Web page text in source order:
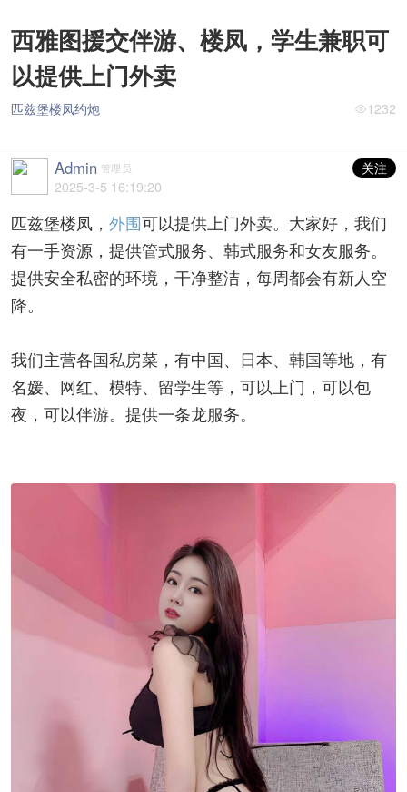
西雅图援交伴游、楼凤，学生兼职可
以提供上门外卖
匹兹堡楼凤约炮 1232
Admin 管理员
关注
2025-3-5 16:19:20
匹兹堡楼凤， 外围可以提供上门外卖。大家好，我们
有一手资源，提供管式服务、韩式服务和女友服务。
提供安全私密的环境，干净整洁，每周都会有新人空
降。
我们主营各国私房菜，有中国、日本、韩国等地，有
名媛、网红、模特、留学生等，可以上门，可以包
夜，可以伴游。提供一条龙服务。